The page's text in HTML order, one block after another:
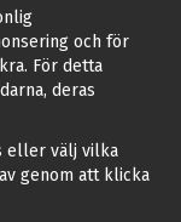
och för
För detta
deras
eller välj vilka
genom att klicka